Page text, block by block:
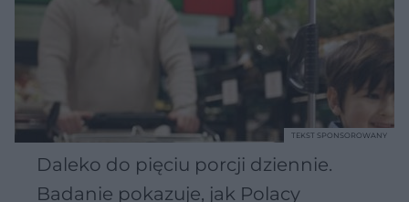
Daleko do pięciu porcji dziennie.
Badanie pokazuje, jak Polacy
TEKST SPONSOROWANY